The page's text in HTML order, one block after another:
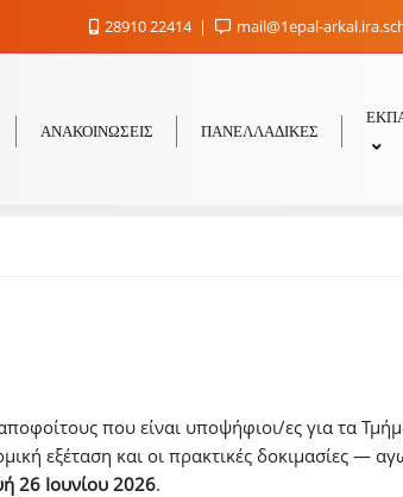
28910 22414 mail@1epal-
ΑΝΑΚΟΙΝΩΣΕΙΣ ΠΑΝΕΛΛΑΔΙΚΕΣ
που είναι υποψήφιοι/ες για τα
εξέταση και οι πρακτικές δοκιμασίες —
26 Ιουνίου 2026.